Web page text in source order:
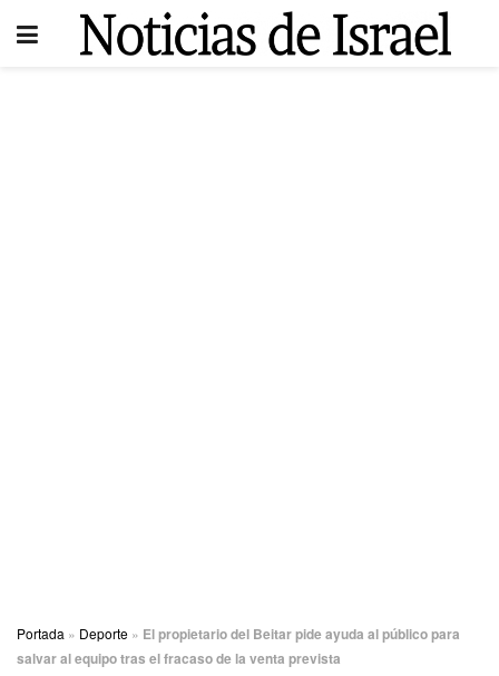
Portada » Deporte » El propietario del Beitar pide ayuda al público para
salvar al equipo tras el fracaso de la venta prevista